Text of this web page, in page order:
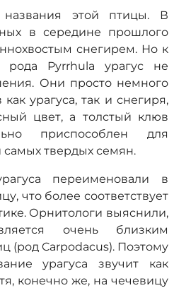
названия этой птицы. В
в середине прошлого
снегирем. Но к
рода Pyrrhula урагус не
Они просто немного
урагуса, так и снегиря,
цвет, а толстый клюв
приспособлен для
твердых семян.
переименовали в
что более соответствует
Орнитологи выяснили,
очень близким
(род Carpodacus). Поэтому
урагуса звучит как
конечно же, на чечевицу